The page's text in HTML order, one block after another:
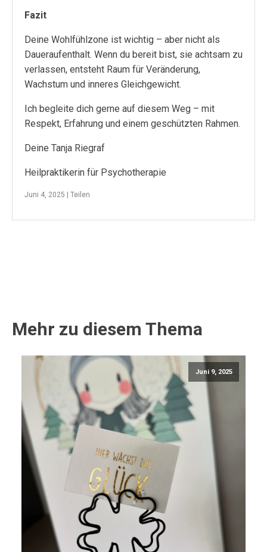
Fazit
Deine Wohlfühlzone ist wichtig – aber nicht als
Daueraufenthalt. Wenn du bereit bist, sie achtsam zu
verlassen, entsteht Raum für Veränderung,
Wachstum und inneres Gleichgewicht.
Ich begleite dich gerne auf diesem Weg – mit
Respekt, Erfahrung und einem geschützten Rahmen.
Deine Tanja Riegraf
Heilpraktikerin für Psychotherapie
Juni 4, 2025 | Teilen
Mehr zu diesem Thema
Juni 9, 2025